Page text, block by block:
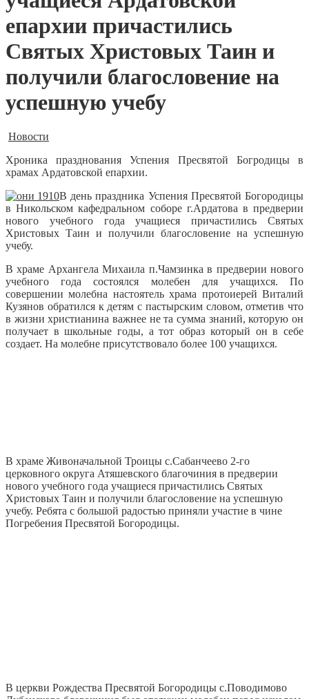
епархии причастились
Святых Христовых Таин и
получили благословение на
успешную учебу
Новости
Хроника празднования Успения Пресвятой Богродицы в
храмах Ардатовской епархии.
В день праздника Успения Пресвятой Богородицы
в Никольском кафедральном соборе г.Ардатова в предверии
нового учебного года учащиеся причастились Святых
Христовых Таин и получили благословение на успешную
учебу.
В храме Архангела Михаила п.Чамзинка в предверии нового
учебного года состоялся молебен для учащихся. По
совершении молебна настоятель храма протоиерей Виталий
Кузянов обратился к детям с пастырским словом, отметив что
в жизни христианина важнее не та сумма знаний, которую он
получает в школьные годы, а тот образ который он в себе
создает. На молебне присутствовало более 100 учащихся.
В храме Живоначальной Троицы с.Сабанчеево 2-го
церковного округа Атяшевского благочиния в предверии
нового учебного года учащиеся причастились Святых
Христовых Таин и получили благословение на успешную
учебу. Ребята с большой радостью приняли участие в чине
Погребения Пресвятой Богородицы.
В церкви Рождества Пресвятой Богородицы с.Поводимово